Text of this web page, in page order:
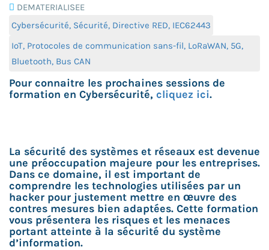
DEMATERIALISEE
Cybersécurité, Sécurité, Directive RED, IEC62443
IoT, Protocoles de communication sans-fil, LoRaWAN, 5G,
Bluetooth, Bus CAN
Pour connaitre les prochaines sessions de
formation en Cybersécurité, cliquez ici.
La sécurité des systèmes et réseaux est devenue
une préoccupation majeure pour les entreprises.
Dans ce domaine, il est important de
comprendre les technologies utilisées par un
hacker pour justement mettre en œuvre des
contres mesures bien adaptées. Cette formation
vous présentera les risques et les menaces
portant atteinte à la sécurité du système
d’information.